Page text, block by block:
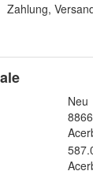
Zahlung,
Neu